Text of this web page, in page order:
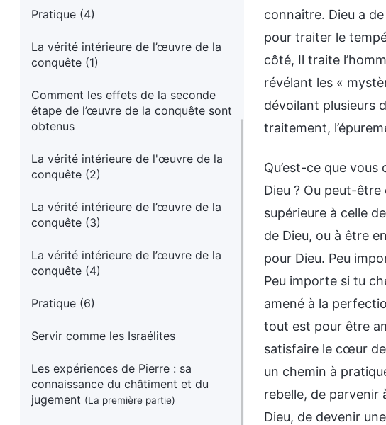
Pratique (4)
La vérité intérieure de l’œuvre de la
conquête (1)
Comment les effets de la seconde
étape de l’œuvre de la conquête sont
obtenus
La vérité intérieure de l'œuvre de la
conquête (2)
La vérité intérieure de l’œuvre de la
conquête (3)
La vérité intérieure de l’œuvre de la
conquête (4)
Pratique (6)
Servir comme les Israélites
Les expériences de Pierre : sa
connaissance du châtiment et du
jugement (La première partie)
connaître. Dieu a
pour traiter le
côté, Il traite
révélant les «
dévoilant plusieurs
traitement,
Qu’est-ce que
Dieu ? Ou peut-
supérieure à celle
de Dieu, ou à être
pour Dieu. Peu
Peu importe si tu
amené à la
tout est pour être
satisfaire le cœur
un chemin à
rebelle, de parvenir
Dieu, de devenir